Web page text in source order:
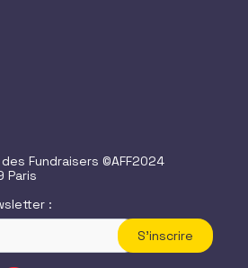
Fundraisers ©AFF2024
Paris
:
S'inscrire